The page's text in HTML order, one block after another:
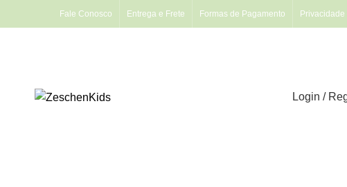
Fale Conosco Entrega e Frete Formas de Pagamento
Login /